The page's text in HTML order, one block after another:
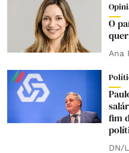
O
Ana
fim
DN/